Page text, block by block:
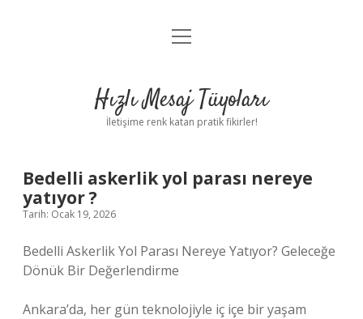
Anasayfa
Yasal Uyarı
menüyü
Hızlı Mesaj Tüyoları
İletişime renk katan pratik fikirler!
Bedelli askerlik yol parası nereye
yatıyor ?
Tarih: Ocak 19, 2026
Bedelli Askerlik Yol Parası Nereye Yatıyor? Geleceğe
Dönük Bir Değerlendirme
Ankara’da, her gün teknolojiyle iç içe bir yaşam